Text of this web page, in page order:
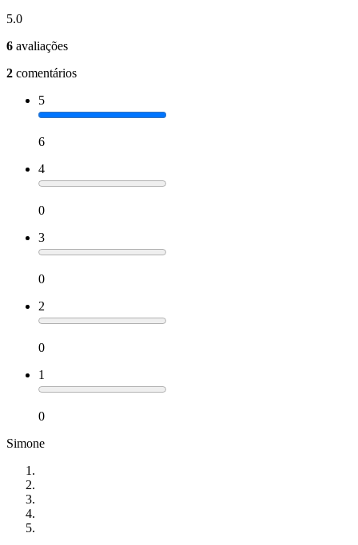
5.0
6 avaliações
2 comentários
5
6
4
0
3
0
2
0
1
0
Simone